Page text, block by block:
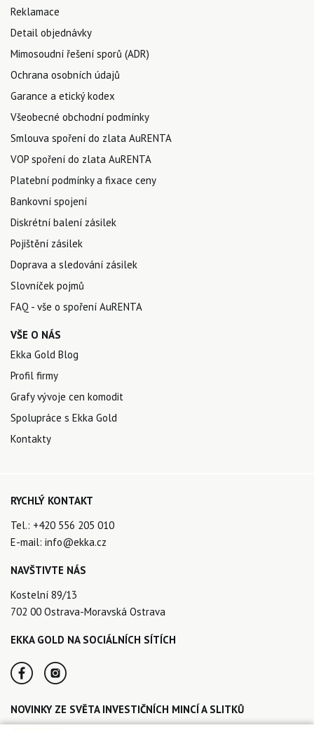
Reklamace
Detail objednávky
Mimosoudní řešení sporů (ADR)
Ochrana osobních údajů
Garance a etický kodex
Všeobecné obchodní podmínky
Smlouva spoření do zlata AuRENTA
VOP spoření do zlata AuRENTA
Platební podmínky a fixace ceny
Bankovní spojení
Diskrétní balení zásilek
Pojištění zásilek
Doprava a sledování zásilek
Slovníček pojmů
FAQ - vše o spoření AuRENTA
VŠE O NÁS
Ekka Gold Blog
Profil firmy
Grafy vývoje cen komodit
Spolupráce s Ekka Gold
Kontakty
RYCHLÝ KONTAKT
Tel.: +420 556 205 010
E-mail: info@ekka.cz
NAVŠTIVTE NÁS
Kostelní 89/13
702 00 Ostrava-Moravská Ostrava
EKKA GOLD NA SOCIÁLNÍCH SÍTÍCH
NOVINKY ZE SVĚTA INVESTIČNÍCH MINCÍ A SLITKŮ